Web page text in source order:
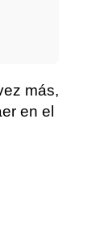
más,
en el